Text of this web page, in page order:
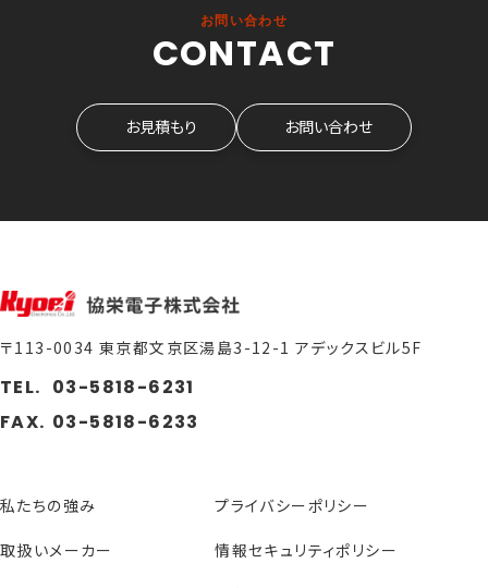
お問い合わせ
CONTACT
お見積もり お問い合わせ
〒113-0034 東京都文京区湯島3-12-1 アデックスビル5F
TEL. 03-5818-6231
FAX. 03-5818-6233
私たちの強み
取扱いメーカー
プライバシーポリシー
情報セキュリティポリシー